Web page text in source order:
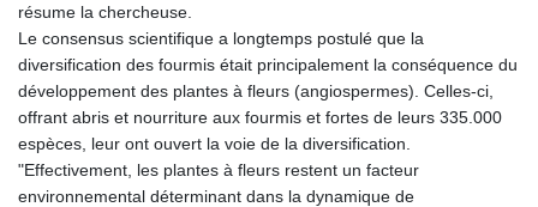
résume la chercheuse.
Le consensus scientifique a longtemps postulé que la
diversification des fourmis était principalement la conséquence du
développement des plantes à fleurs (angiospermes). Celles-ci,
offrant abris et nourriture aux fourmis et fortes de leurs 335.000
espèces, leur ont ouvert la voie de la diversification.
"Effectivement, les plantes à fleurs restent un facteur
environnemental déterminant dans la dynamique de